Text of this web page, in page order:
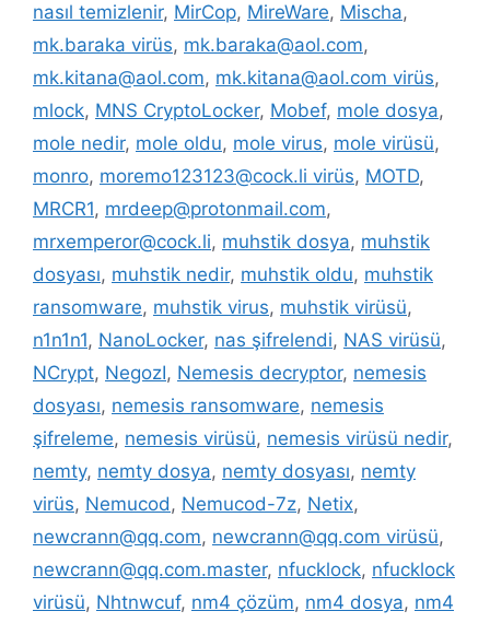
nasıl temizlenir, MirCop, MireWare, Mischa,
mk.baraka virüs, mk.baraka@aol.com,
mk.kitana@aol.com, mk.kitana@aol.com virüs,
mlock, MNS CryptoLocker, Mobef, mole dosya,
mole nedir, mole oldu, mole virus, mole virüsü,
monro, moremo123123@cock.li virüs, MOTD,
MRCR1, mrdeep@protonmail.com,
mrxemperor@cock.li, muhstik dosya, muhstik
dosyası, muhstik nedir, muhstik oldu, muhstik
ransomware, muhstik virus, muhstik virüsü,
n1n1n1, NanoLocker, nas şifrelendi, NAS virüsü,
NCrypt, NegozI, Nemesis decryptor, nemesis
dosyası, nemesis ransomware, nemesis
şifreleme, nemesis virüsü, nemesis virüsü nedir,
nemty, nemty dosya, nemty dosyası, nemty
virüs, Nemucod, Nemucod-7z, Netix,
newcrann@qq.com, newcrann@qq.com virüsü,
newcrann@qq.com.master, nfucklock, nfucklock
virüsü, Nhtnwcuf, nm4 çözüm, nm4 dosya, nm4